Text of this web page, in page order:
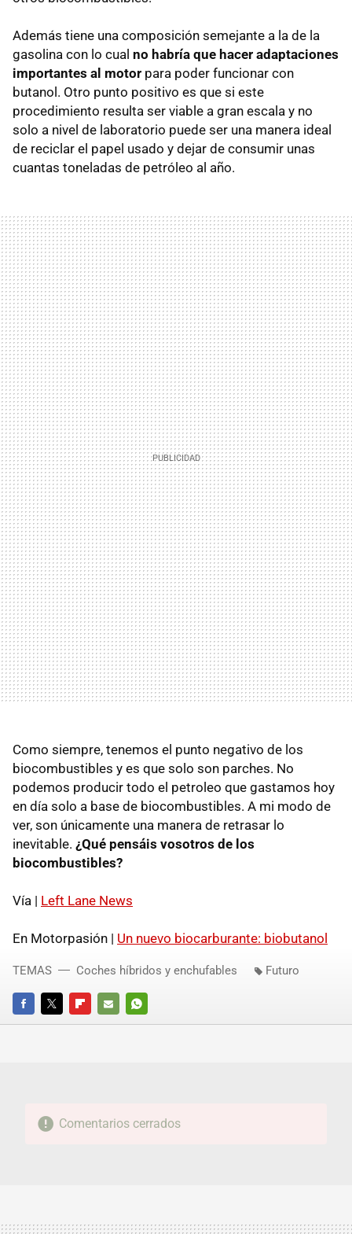
Además tiene una composición semejante a la de la
gasolina con lo cual no habría que hacer adaptaciones
importantes al motor para poder funcionar con
butanol. Otro punto positivo es que si este
procedimiento resulta ser viable a gran escala y no
solo a nivel de laboratorio puede ser una manera ideal
de reciclar el papel usado y dejar de consumir unas
cuantas toneladas de petróleo al año.
Como siempre, tenemos el punto negativo de los
biocombustibles y es que solo son parches. No
podemos producir todo el petroleo que gastamos hoy
en día solo a base de biocombustibles. A mi modo de
ver, son únicamente una manera de retrasar lo
inevitable. ¿Qué pensáis vosotros de los
biocombustibles?
Vía | Left Lane News
En Motorpasión | Un nuevo biocarburante: biobutanol
FACEBOOKTWITTERFLIPBOARD
E-
WHATSAPP
TEMAS Coches híbridos y enchufables Futuro
Comentarios cerrados